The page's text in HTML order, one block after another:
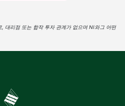
대리점 또는 합작 투자 관계가 없으며 NI와그 어떤